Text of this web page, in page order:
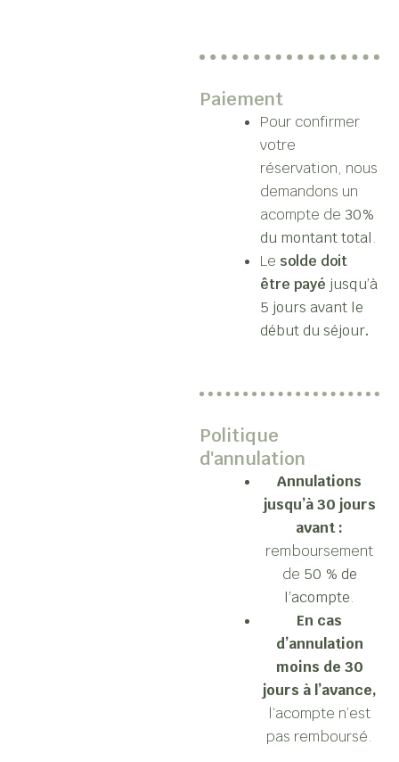
Paiement
Pour confirmer
votre
réservation, nous
demandons un
acompte de 30%
du montant total.
Le solde doit
être payé jusqu’à
5 jours avant le
début du séjour.
Politique
d'annulation
Annulations
jusqu’à 30 jours
avant :
remboursement
de 50 % de
l’acompte.
En cas
d’annulation
moins de 30
jours à l’avance,
l’acompte n’est
pas remboursé.